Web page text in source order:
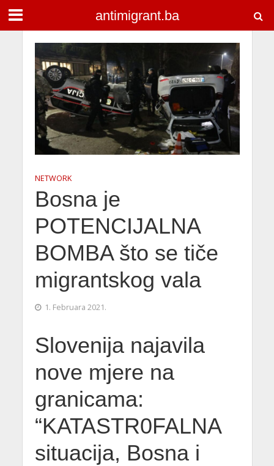
antimigrant.ba
NETWORK
Bosna je
POTENCIJALNA
BOMBA što se tiče
migrantskog vala
1. Februara 2021.
Slovenija najavila
nove mjere na
granicama:
“KATASTR0FALNA
situacija, Bosna i